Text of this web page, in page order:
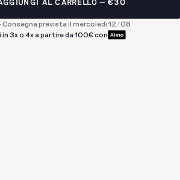
Consegna prevista il mercoledì 12/08
in 3x o 4x a partire da 100€ con